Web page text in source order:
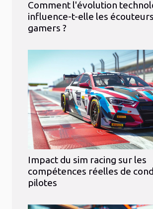
Comment l'évolution
influence-t-elle les
gamers ?
Impact du sim racing sur les
compétences réelles de
pilotes